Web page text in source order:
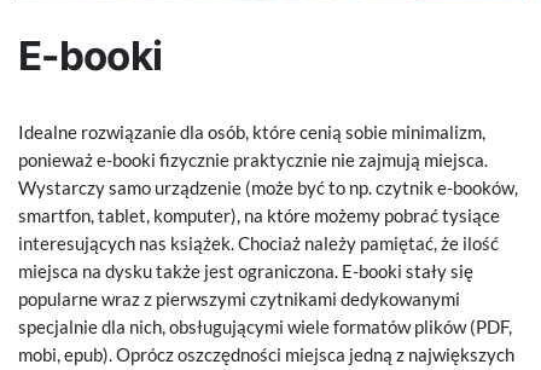
E-booki
Idealne rozwiązanie dla osób, które cenią sobie minimalizm,
ponieważ e-booki fizycznie praktycznie nie zajmują miejsca.
Wystarczy samo urządzenie (może być to np. czytnik e-booków,
smartfon, tablet, komputer), na które możemy pobrać tysiące
interesujących nas książek. Chociaż należy pamiętać, że ilość
miejsca na dysku także jest ograniczona. E-booki stały się
popularne wraz z pierwszymi czytnikami dedykowanymi
specjalnie dla nich, obsługującymi wiele formatów plików (PDF,
mobi, epub). Oprócz oszczędności miejsca jedną z największych